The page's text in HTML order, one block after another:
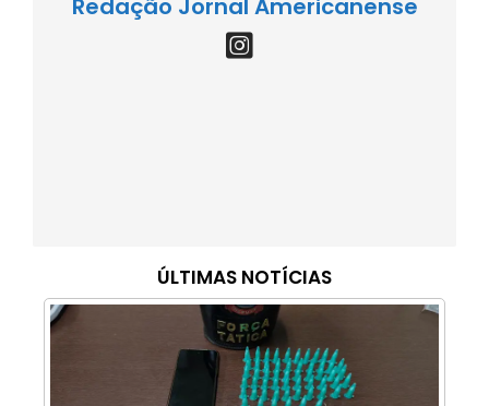
Redação Jornal Americanense
ÚLTIMAS NOTÍCIAS